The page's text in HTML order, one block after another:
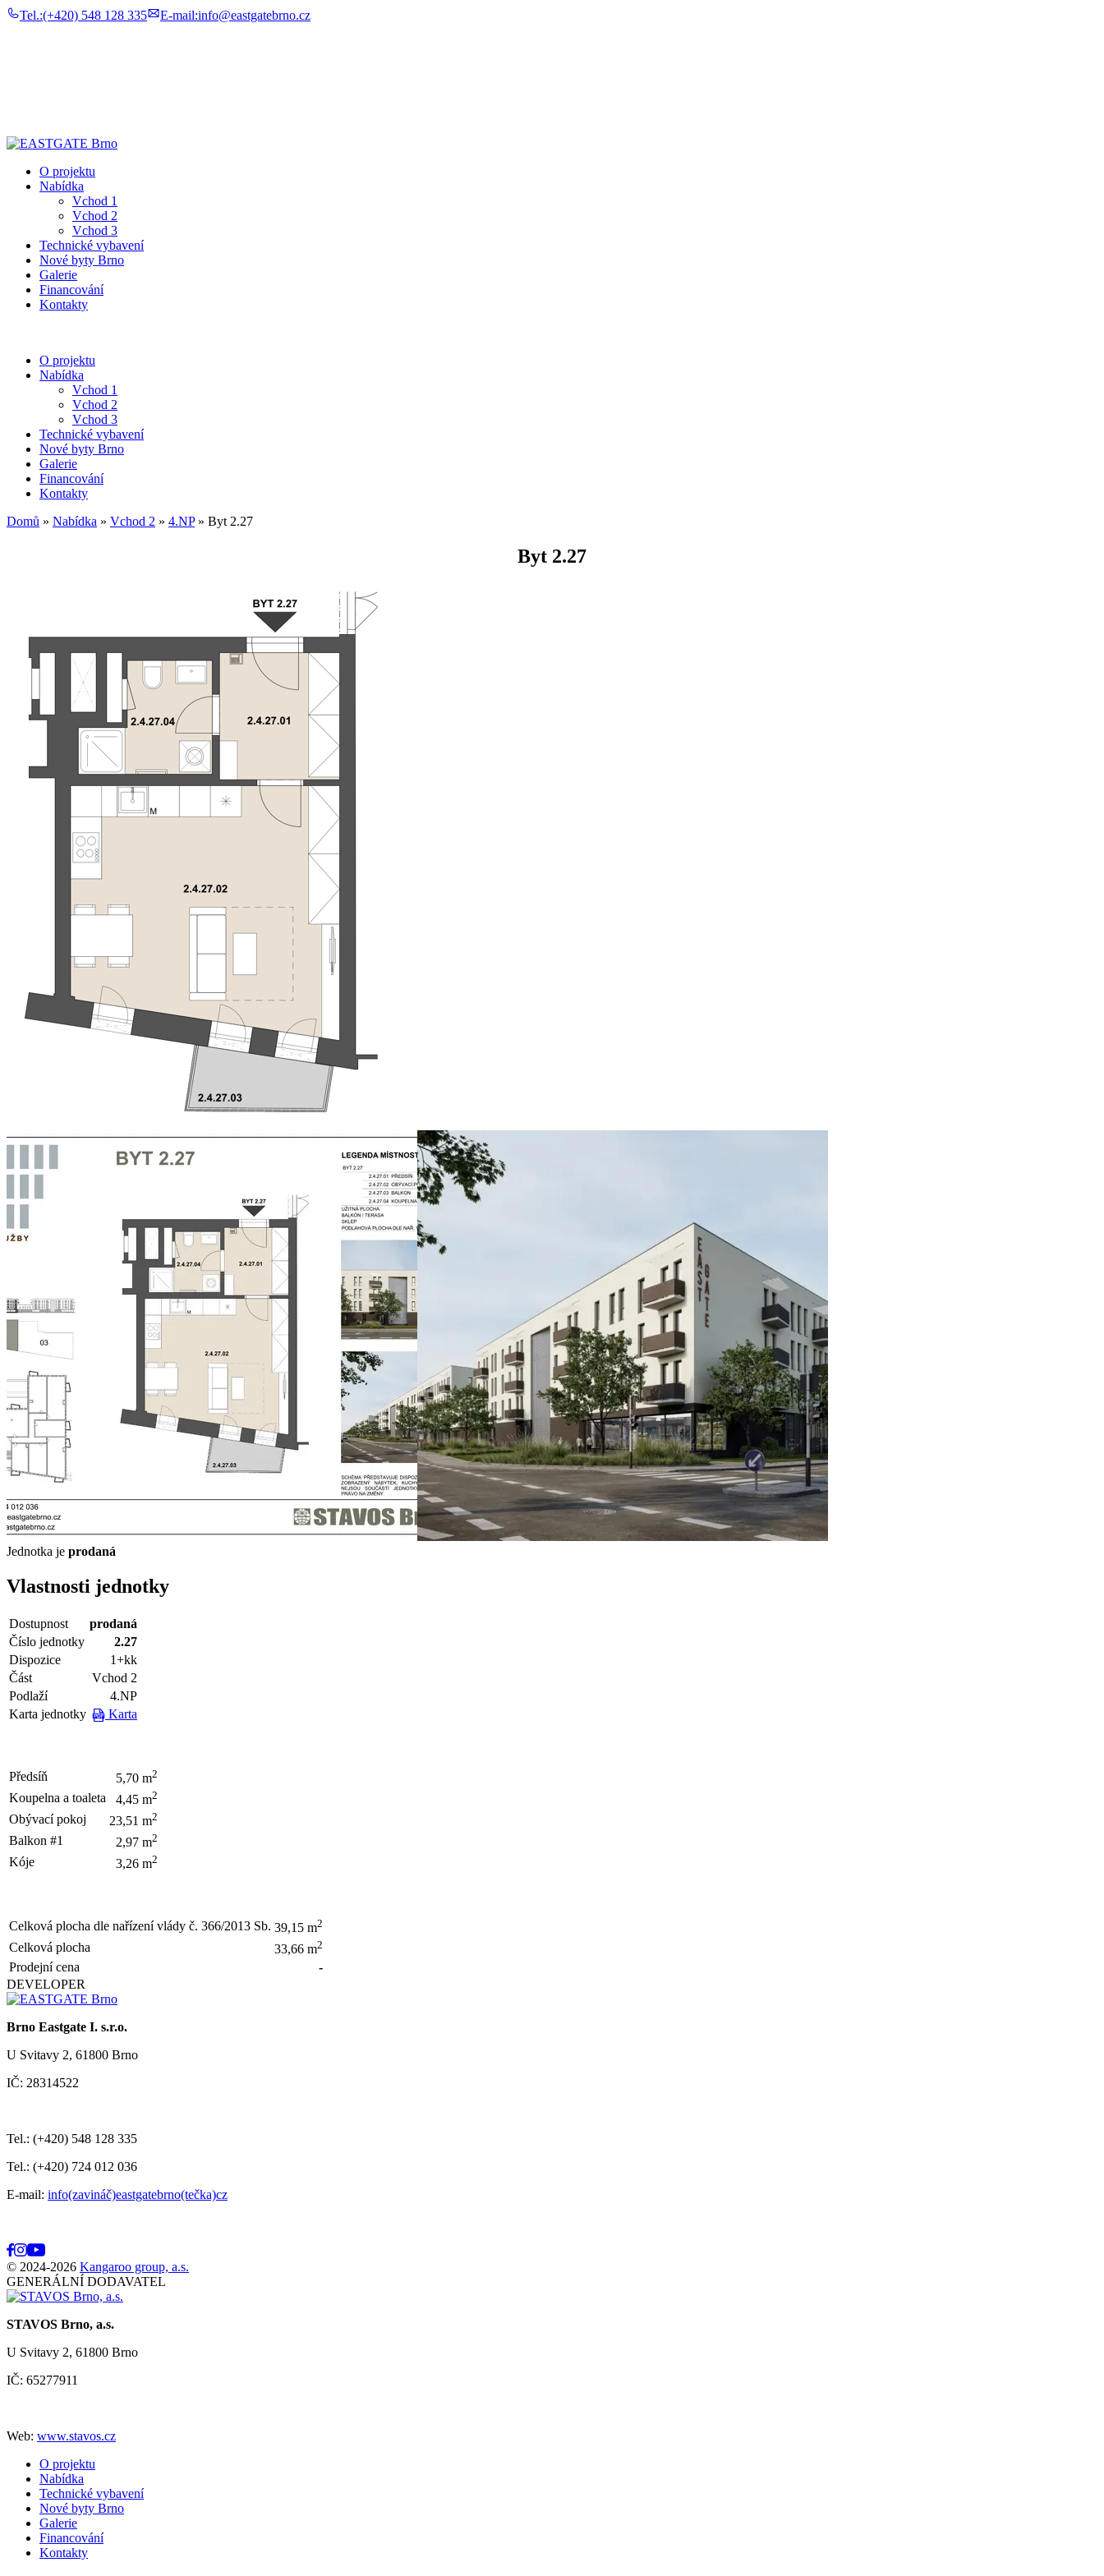
Tel.:(+420) 548 128 335 E-mail:info@eastgatebrno.cz
O projektu
Nabídka
Vchod 1
Vchod 2
Vchod 3
Technické vybavení
Nové byty Brno
Galerie
Financování
Kontakty
O projektu
Nabídka
Vchod 1
Vchod 2
Vchod 3
Technické vybavení
Nové byty Brno
Galerie
Financování
Kontakty
Domů » Nabídka » Vchod 2 » 4.NP» Byt 2.27
Byt 2.27
Jednotka je prodaná
Vlastnosti jednotky
Dostupnost
prodaná
Číslo jednotky
2.27
Dispozice
1+kk
Část
Vchod 2
Podlaží
4.NP
Karta jednotky
Karta
Předsíň 5,70 m2
Koupelna a toaleta 4,45 m2
Obývací pokoj 23,51 m2
Balkon #1 2,97 m2
Kóje 3,26 m2
Celková plocha dle nařízení vlády č. 366/2013 Sb. 39,15 m2
Celková plocha 33,66 m2
Prodejní cena
-
DEVELOPER
Brno Eastgate I. s.r.o.
U Svitavy 2, 61800 Brno
IČ: 28314522
Tel.: (+420) 548 128 335
Tel.: (+420) 724 012 036
E-mail: info(zavináč)eastgatebrno(tečka)cz
© 2024-2026 Kangaroo group, a.s.
GENERÁLNÍ DODAVATEL
STAVOS Brno, a.s.
U Svitavy 2, 61800 Brno
IČ: 65277911
Web: www.stavos.cz
O projektu
Nabídka
Technické vybavení
Nové byty Brno
Galerie
Financování
Kontakty